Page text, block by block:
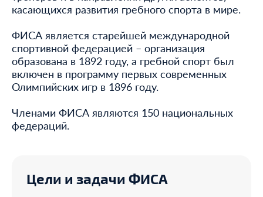
касающихся развития гребного спорта в мире.
ФИСА является старейшей международной
спортивной федерацией – организация
образована в 1892 году, а гребной спорт был
включен в программу первых современных
Олимпийских игр в 1896 году.
Членами ФИСА являются 150 национальных
федераций.
Цели и задачи ФИСА